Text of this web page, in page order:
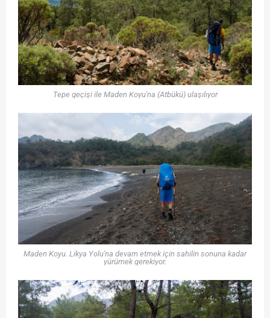
Tepe geçişi ile Maden Koyu'na (Atbükü) ulaşılıyor
Maden Koyu. Likya Yolu'na devam etmek için sahilin sonuna kadar
yürümek gerekiyor.